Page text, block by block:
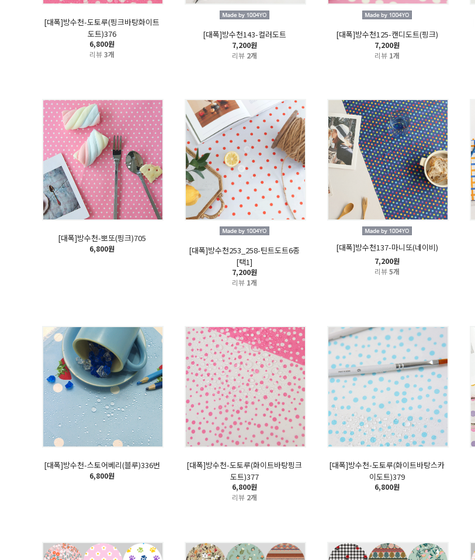
[대폭]방수천-도토루(핑크바탕화이트
도트)376
6,800원
리뷰3개
[대폭]방수천143-컬러도트
7,200원
리뷰 2개
[대폭]방수천125-캔디도트(핑크)
7,200원
리뷰 1개
[대폭]방수천-뽀또(핑크)705
6,800원
[대폭]방수천253_258-틴트도트6종
[택1]
7,200원
리뷰 1개
[대폭]방수천137-마니또(네이비)
7,200원
리뷰5개
[대폭]방수천-스토어베리(블루)336번
6,800원
[대폭]방수천-도토루(화이트바탕핑크
도트)377
6,800원
리뷰 2개
[대폭]방수천-도토루(화이트바탕스카
이도트)379
6,800원